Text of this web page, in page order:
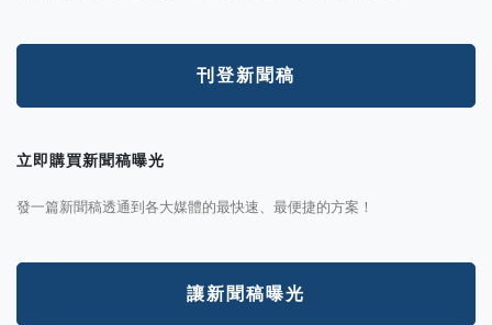
刊登新聞稿
立即購買新聞稿曝光
發一篇新聞稿透通到各大媒體的最快速、最便捷的方案！
讓新聞稿曝光